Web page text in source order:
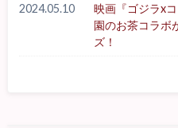
2024.05.10
映画『ゴジラx
園のお茶コラボ
ズ！